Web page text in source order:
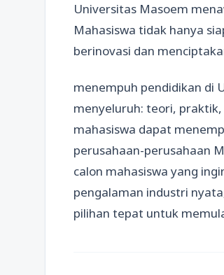
Universitas Masoem
Mahasiswa tidak hanya
berinovasi dan
menempuh pendidikan di
menyeluruh: teori,
mahasiswa dapat
perusahaan-perusahaan
calon mahasiswa yang
pengalaman industri
pilihan tepat untuk